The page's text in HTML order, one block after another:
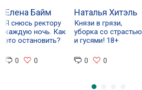
Елена Байм
Я снюсь ректору
каждую ночь. Как
это остановить?
0 0
Наталья Хитэль
Князи в грязи,
уборка со страстью
и гусями! 18+
0 0